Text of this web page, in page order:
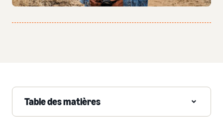
Table des matières